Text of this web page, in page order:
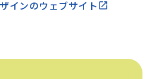
インのウェブサイト